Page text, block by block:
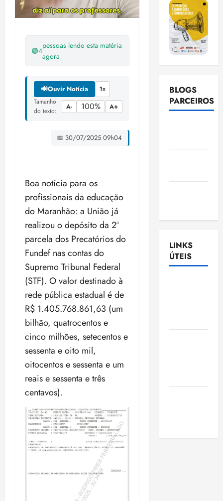
🟢4
pessoas lendo esta matéria
agora
🔊Ouvir Notícia 1x
Tamanho
do texto:
A- 100% A+
📅 30/07/2025 09h04
Boa notícia para os
profissionais da educação
do Maranhão: a União já
realizou o depósito da 2ª
parcela dos Precatórios do
Fundef nas contas do
Supremo Tribunal Federal
(STF). O valor destinado à
rede pública estadual é de
R$ 1.405.768.861,63 (um
bilhão, quatrocentos e
cinco milhões, setecentos e
sessenta e oito mil,
oitocentos e sessenta e um
reais e sessenta e três
centavos).
BLOGS
PARCEIROS
LINKS
ÚTEIS